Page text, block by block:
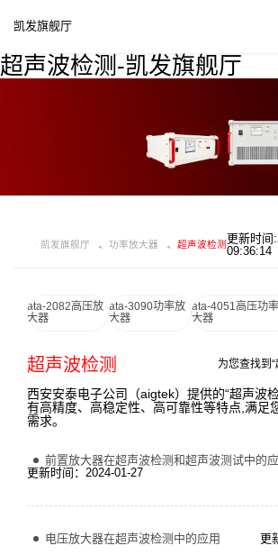
超声波检测-凯发旗舰厅
凯发旗舰厅
凯发旗舰厅 功率放大器 超声波检测更新时间
09:36:14
ata-2082高压放
大器
ata-3090功率放
大器
ata-4051高压功
大器
超声波检测 为您查找到
西安安泰电子公司（aigtek）提供的“超声波
有高精度、高稳定性、高可靠性等特点,满足
需求。
前置放大器在超声波检测和超声波测试中的
更新时间：2024-01-27
电压放大器在超声波检测中的应用 更